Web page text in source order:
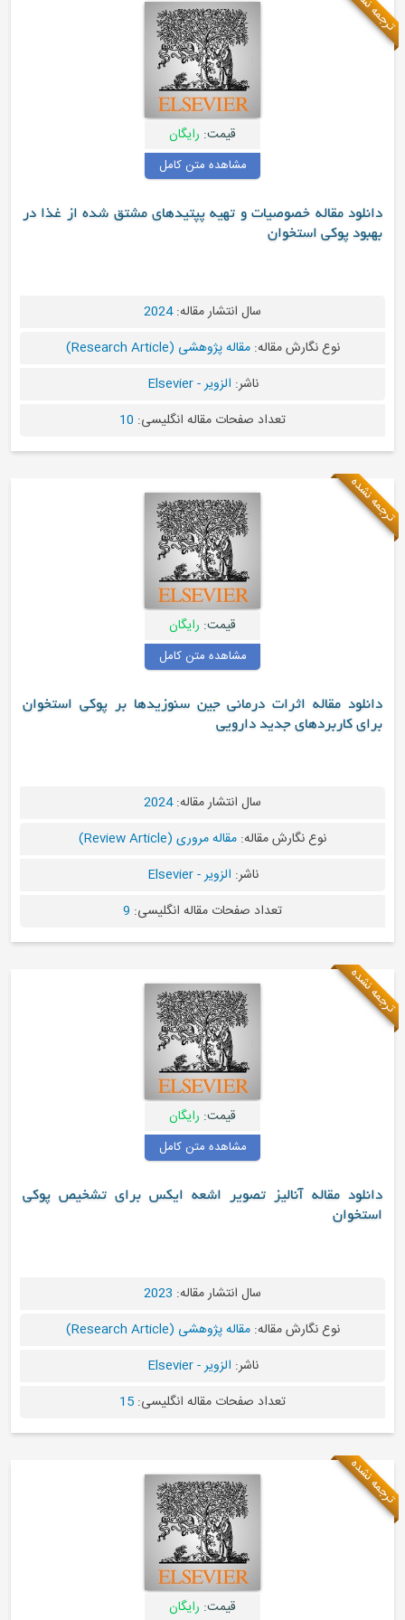
رایگان
مشاهده متن کامل
مقاله خصوصیات و تهیه پپتیدهای مشتق شده از غذا در
پوکی استخوان
سال انتشار مقاله:2024
نوع نگارش مقاله:مقاله پژوهشی (Research Article)
الزویر - Elsevier
تعداد صفحات مقاله انگلیسی: 10
رایگان
مشاهده متن کامل
مقاله اثرات درمانی جین سنوزیدها بر پوکی استخوان
جدید دارویی
سال انتشار مقاله:2024
نوع نگارش مقاله:مقاله مروری (Review Article)
الزویر - Elsevier
تعداد صفحات مقاله انگلیسی: 9
رایگان
مشاهده متن کامل
مقاله آنالیز تصویر اشعه ایکس برای تشخیص پوکی
سال انتشار مقاله:2023
نوع نگارش مقاله:مقاله پژوهشی (Research Article)
الزویر - Elsevier
تعداد صفحات مقاله انگلیسی: 15
رایگان